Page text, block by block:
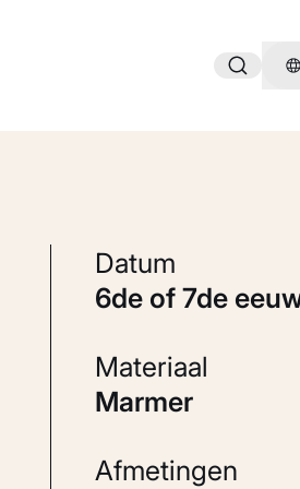
Datum
6de of 7de
Materiaal
Marmer
Afmetingen